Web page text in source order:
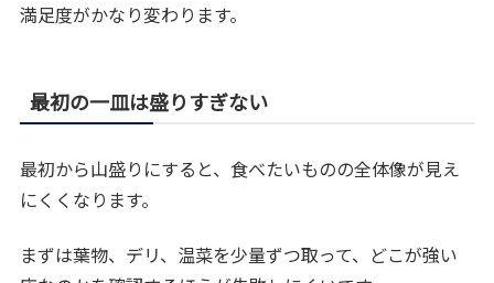
満足度がかなり変わります。
最初の一皿は盛りすぎない
最初から山盛りにすると、食べたいものの全体像が見え
にくくなります。
まずは葉物、デリ、温菜を少量ずつ取って、どこが強い